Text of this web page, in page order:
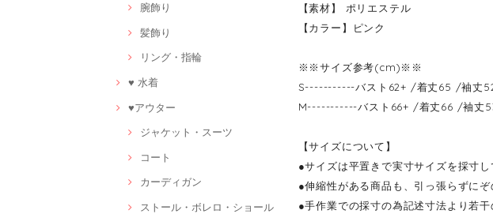
腕飾り
髪飾り
リング・指輪
♥ 水着
♥アウター
ジャケット・スーツ
コート
カーディガン
ストール・ボレロ・ショール
【素材】 ポリエステル
【カラー】ピンク
※※サイズ参考(cm)※※
S-----------バスト62+ /着丈65 /袖丈
M-----------バスト66+ /着丈66 /袖丈
【サイズについて】
●サイズは平置きで実寸サイズを採寸し
●伸縮性がある商品も、引っ張らずに
●手作業での採寸の為記述寸法より若